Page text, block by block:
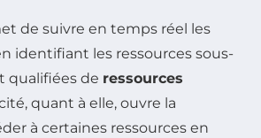
de suivre en temps réel les
identifiant les ressources sous-
qualifiées de ressources
quant à elle, ouvre la
à certaines ressources en